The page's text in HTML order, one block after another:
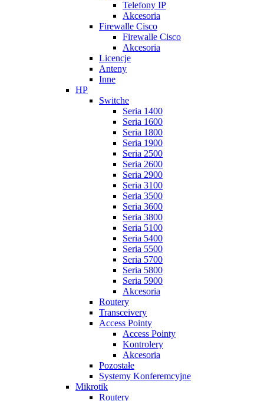
Telefony IP
Akcesoria
Firewalle Cisco
Firewalle Cisco
Akcesoria
Licencje
Anteny
Inne
HP
Switche
Seria 1400
Seria 1600
Seria 1800
Seria 1900
Seria 2500
Seria 2600
Seria 2900
Seria 3100
Seria 3500
Seria 3600
Seria 3800
Seria 5100
Seria 5400
Seria 5500
Seria 5700
Seria 5800
Seria 5900
Akcesoria
Routery
Transceivery
Access Pointy
Access Pointy
Kontrolery
Akcesoria
Pozostałe
Systemy Konferemcyjne
Mikrotik
Routery